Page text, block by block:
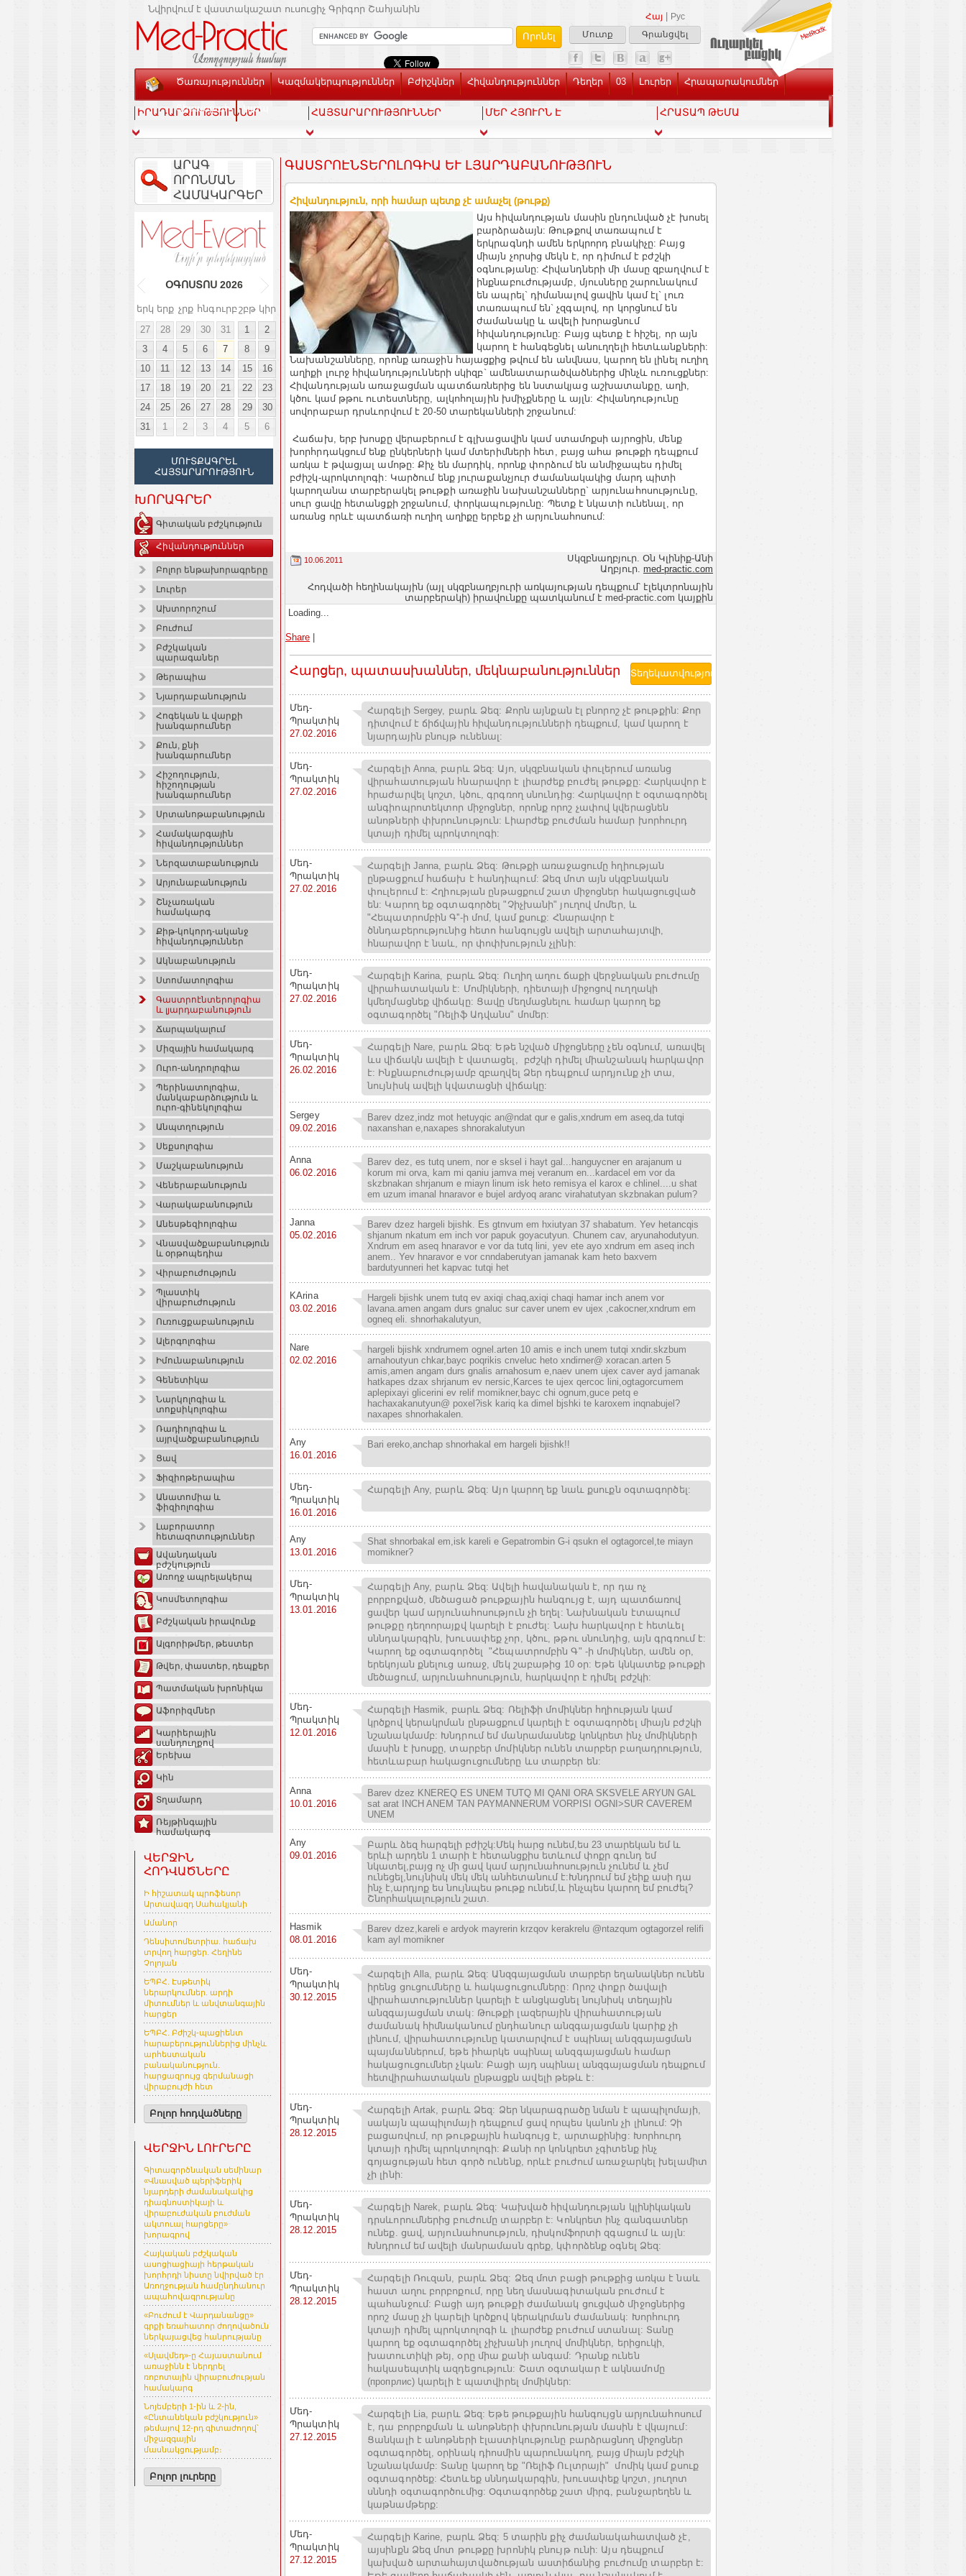
Հայ
Рус
Մուտք
Գրանցվել
Նվիրվում է վաստակաշատ ուսուցիչ Գրիգոր Շահյանին
Ծառայություններ Կազմակերպություններ Բժիշկներ Հիվանդություններ Դեղեր 03 Լուրեր Հրապարակումներ
Տեսասրահ Կապ
ԻՐԱԴԱՐՁՈՒԹՅՈՒՆՆԵՐ ՀԱՅՏԱՐԱՐՈՒԹՅՈՒՆՆԵՐ ՄԵՐ ՀՅՈՒՐՆ Է ՀՐԱՏԱՊ ԹԵՄԱ
ԱՐԱԳ
ՈՐՈՆՄԱՆ
ՀԱՄԱԿԱՐԳԵՐ
ՕԳՈՍՏՈՍ 2026
երկ երք չրք հնգուրբ շբթ կիր
27
28 29 30 31 1
2
3
4 5 6 7 8
9
10
11 12 13 14 15
16
17
18 19 20 21 22
23
24
25 26 27 28 29
30
31
1 2 3 4 5 6
ՄՈՒՏՔԱԳՐԵԼ
ՀԱՅՏԱՐԱՐՈՒԹՅՈՒՆ
ԽՈՐԱԳՐԵՐ
Գիտական բժշկություն
Հիվանդություններ
Բոլոր ենթախորագրերը
Լուրեր
Ախտորոշում
Բուժում
Բժշկական
պարագաներ
Թերապիա
Նյարդաբանություն
Հոգեկան և վարքի
խանգարումներ
Քուն, քնի
խանգարումներ
Հիշողություն,
հիշողության
խանգարումներ
Սրտանոթաբանություն
Համակարգային
հիվանդություններ
Ներզատաբանություն
Արյունաբանություն
Շնչառական
համակարգ
Քիթ-կոկորդ-ականջ
հիվանդություններ
Ակնաբանություն
Ստոմատոլոգիա
Գաստրոէնտերոլոգիա
և լյարդաբանություն
Ճարպակալում
Միզային համակարգ
Ուրո-անդրոլոգիա
Պերինատոլոգիա,
մանկաբարձություն և
ուրո-գինեկոլոգիա
Անպտղություն
Սեքսոլոգիա
Մաշկաբանություն
Վեներաբանություն
Վարակաբանություն
Անեսթեզիոլոգիա
Վնասվածքաբանություն
և օրթոպեդիա
Վիրաբուժություն
Պլաստիկ
վիրաբուժություն
Ուռուցքաբանություն
Ալերգոլոգիա
Իմունաբանություն
Գենետիկա
Նարկոլոգիա և
տոքսիկոլոգիա
Ռադիոլոգիա և
այրվածքաբանություն
Ցավ
Ֆիզիոթերապիա
Անատոմիա և
ֆիզիոլոգիա
Լաբորատոր
հետազոտություններ
Ավանդական
բժշկություն
Առողջ ապրելակերպ
Կոսմետոլոգիա
Բժշկական իրավունք
Ալգորիթմեր, թեստեր
Թվեր, փաստեր, դեպքեր
Պատմական խրոնիկա
Աֆորիզմներ
Կարիերային
սանդուղքով
Երեխա
Կին
Տղամարդ
Ռեյթինգային
համակարգ
ՎԵՐՋԻՆ
ՀՈԴՎԱԾՆԵՐԸ
Ի հիշատակ պրոֆեսոր
Արտավազդ Սահակյանի
Ամանոր
Դենսիտոմետրիա. հաճախ
տրվող հարցեր. Հեղինե
Չոլոյան
ԵՊԲՀ. Էսթետիկ
ներարկումներ. արդի
միտումներ և անվտանգային
հարցեր
ԵՊԲՀ. Բժիշկ-պացիենտ
հարաբերություններից մինչև
արհեստական
բանականություն.
հարցազրույց գերմանացի
վիրաբույժի հետ
Բոլոր հոդվածները
ՎԵՐՋԻՆ ԼՈՒՐԵՐԸ
Գիտագործնական սեմինար
«Վնասված պերիֆերիկ
նյարդերի ժամանակակից
դիագնոստիկայի և
վիրաբուժական բուժման
ակտուալ հարցերը»
խորագրով
Հայկական բժշկական
ասոցիացիայի հերթական
խորհրդի նիստը նվիրված էր
Առողջության համընդհանուր
ապահովագրությանը
«Բուժում է Վարդանանցը»
գրքի եռահատոր ժողովածուն
ներկայացվեց հանրությանը
«Սլավմեդ»-ը Հայաստանում
առաջինն է ներդրել
ռոբոտային վիրաբուժության
համակարգ
Նոյեմբերի 1-ին և 2-ին,
«Ընտանեկան բժշկություն»
թեմայով 12-րդ գիտաժողով՝
միջազգային
մասնակցությամբ։
Բոլոր լուրերը
ԳԱՍՏՐՈԷՆՏԵՐՈԼՈԳԻԱ ԵՒ ԼՅԱՐԴԱԲԱՆՈՒԹՅՈՒՆ
Հիվանդություն, որի համար պետք չէ ամաչել (թութք)
Այս հիվանդության մասին ընդունված չէ խոսել
բարձրաձայն: Թութքով տառապում է
երկրագնդի ամեն երկրորդ բնակիչը: Բայց
միայն չորսից մեկն է, որ դիմում է բժշկի
օգնությանը: Հիվանդների մի մասը զբաղվում է
ինքնաբուժությամբ, մյուսները շարունակում
են ապրել` դիմանալով ցավին կամ էլ` լուռ
տառապում են` չզգալով, որ կորցնում են
ժամանակը և ավելի խորացնում
հիվանդությունը: Բայց պետք է հիշել, որ այն
կարող է հանգեցնել անուղղելի հետևանքների:
Նախանշանները, որոնք առաջին հայացքից թվում են անվնաս, կարող են լինել ուղիղ
աղիքի լուրջ հիվանդությունների սկիզբ` ամենատարածվածներից մինչև ուռուցքներ:
Հիվանդության առաջացման պատճառներից են նստակյաց աշխատանքը, աղի,
կծու կամ թթու ուտեստները, ալկոհոլային խմիչքները և այլն: Հիվանդությունը
սովորաբար դրսևորվում է 20-50 տարեկանների շրջանում:
Հաճախ, երբ խոսքը վերաբերում է գլխացավին կամ ստամոքսի այրոցին, մենք
խորհրդակցում ենք ընկերների կամ մտերիմների հետ, բայց ահա թութքի դեպքում
առկա է թվացյալ ամոթը: Քիչ են մարդիկ, որոնք փորձում են անմիջապես դիմել
բժիշկ-պրոկտոլոգի: Կարծում ենք յուրաքանչյուր ժամանակակից մարդ պիտի
կարողանա տարբերակել թութքի առաջին նախանշանները` արյունահոսությունը,
սուր ցավը հետանցքի շրջանում, փորկապությունը: Պետք է նկատի ունենալ, որ
առանց որևէ պատճառի ուղիղ աղիքը երբեք չի արյունահոսում:
10.06.2011
Սկզբնաղբյուր. Օն Կլինիք-Անի
Աղբյուր. med-practic.com
Հոդվածի հեղինակային (այլ սկզբնաղբյուրի առկայության դեպքում՝ էլեկտրոնային
տարբերակի) իրավունքը պատկանում է med-practic.com կայքին
Loading...
Share
Հարցեր, պատասխաններ, մեկնաբանություններ
Մեդ-
Պրակտիկ
27.02.2016
Հարգելի Sergey, բարև Ձեզ: Քորն այնքան էլ բնորոշ չէ թութքին: Քոր
դիտվում է ճիճվային հիվանդությունների դեպքում, կամ կարող է
նյարդային բնույթ ունենալ:
Մեդ-
Պրակտիկ
27.02.2016
Հարգելի Anna, բարև Ձեզ: Այո, սկզբնական փուլերում առանց
վիրահատության հնարավոր է լիարժեք բուժել թութքը: Հարկավոր է
հրաժարվել կոշտ, կծու, գրգռող սնունդից: Հարկավոր է օգտագործել
անգիոպրոտեկտոր միջոցներ, որոնք որոշ չափով կվերացնեն
անոթների փխրունություն: Լիարժեք բուժման համար խորհուրդ
կտայի դիմել պրոկտոլոգի:
Մեդ-
Պրակտիկ
27.02.2016
Հարգելի Janna, բարև Ձեզ: Թութքի առաջացումը հղիության
ընթացքում հաճախ է հանդիպում: Ձեզ մոտ այն սկզբնական
փուլերում է: Հղիության ընթացքում շատ միջոցներ հակացուցված
են: Կարող եք օգտագործել "Չիչխանի" յուղով մոմեր, և
"Հեպատրոմբին Գ''-ի մոմ, կամ քսուք: Հնարավոր է
ծննդաբերությունից հետո հանգույցն ավելի արտահայտվի,
հնարավոր է նաև, որ փոփխություն չլինի:
Մեդ-
Պրակտիկ
27.02.2016
Հարգելի Karina, բարև Ձեզ: Ուղիղ աղու ճաքի վերջնական բուժումը
վիրահատական է: Մոմիկների, դիետայի միջոցով ուղղակի
կմեղմացնեք վիճակը: Ցավը մեղմացնելու համար կարող եք
օգտագործել "Ռելիֆ Ադվանս" մոմեր:
Մեդ-
Պրակտիկ
26.02.2016
Հարգելի Nare, բարև Ձեզ: Եթե նշված միջոցները չեն օգնում, առավել
ևս վիճակն ավելի է վատացել, բժշկի դիմել միանշանակ հարկավոր
է: Ինքնաբուժությամբ զբաղվել Ձեր դեպքում արդյունք չի տա,
նույնիսկ ավելի կվատացնի վիճակը:
Sergey
09.02.2016
Barev dzez,indz mot hetuyqic an@ndat qur e galis,xndrum em aseq,da tutqi
naxanshan e,naxapes shnorakalutyun
Anna
06.02.2016
Barev dez, es tutq unem, nor e sksel i hayt gal...hanguycner en arajanum u
korum mi orva, kam mi qaniu jamva mej veranum en...kardacel em vor da
skzbnakan shrjanum e miayn linum isk heto remisya el karox e chlinel....u shat
em uzum imanal hnaravor e bujel ardyoq aranc virahatutyan skzbnakan pulum?
Janna
05.02.2016
Barev dzez hargeli bjishk. Es gtnvum em hxiutyan 37 shabatum. Yev hetancqis
shjanum nkatum em inch vor papuk goyacutyun. Chunem cav, aryunahodutyun.
Xndrum em aseq hnaravor e vor da tutq lini, yev ete ayo xndrum em aseq inch
anem.. Yev hnaravor e vor cnndaberutyan jamanak kam heto baxvem
bardutyunneri het kapvac tutqi het
KArina
03.02.2016
Hargeli bjishk unem tutq ev axiqi chaq,axiqi chaqi hamar inch anem vor
lavana.amen angam durs gnaluc sur caver unem ev ujex ,cakocner,xndrum em
ogneq eli. shnorhakalutyun,
Nare
02.02.2016
hargeli bjishk xndrumem ognel.arten 10 amis e inch unem tutqi xndir.skzbum
arnahoutyun chkar,bayc poqrikis cnveluc heto xndirner@ xoracan.arten 5
amis,amen angam durs gnalis arnahosum e,naev unem ujex caver ayd jamanak
hatkapes dzax shrjanum ev nersic,Karces te ujex qercoc lini,ogtagorcumem
aplepixayi glicerini ev relif momikner,bayc chi ognum,guce petq e
hachaxakanutyun@ poxel?isk kariq ka dimel bjshki te karoxem inqnabujel?
naxapes shnorhakalen.
Any
16.01.2016
Bari ereko,anchap shnorhakal em hargeli bjishk!!
Մեդ-
Պրակտիկ
16.01.2016
Հարգելի Any, բարև Ձեզ: Այո կարող եք նաև քսուքն օգտագործել:
Any
13.01.2016
Shat shnorbakal em,isk kareli e Gepatrombin G-i qsukn el ogtagorcel,te miayn
momikner?
Մեդ-
Պրակտիկ
13.01.2016
Հարգելի Any, բարև Ձեզ: Ավելի հավանական է, որ դա ոչ
բորբոքված, մեծացած թութքային հանգույց է, այդ պատճառով
ցավեր կամ արյունահոսություն չի եղել: Նախնական էտապում
թութքը դեղոորայքվ կարելի է բուժել: Նախ հարկավոր է հետևել
սննդակարգին, խուսափեք չոր, կծու, թթու սնունդից, այն գրգռում է:
Կարող եք օգտագործել "Հեպատրոմբին Գ" -ի մոմիկներ, ամեն օր,
երեկոյան քնելուց առաջ, մեկ շաբաթից 10 օր: Եթե կնկատեք թութքի
մեծացում, արյունահոսություն, հարկավոր է դիմել բժշկի:
Մեդ-
Պրակտիկ
12.01.2016
Հարգելի Hasmik, բարև Ձեզ: Ռելիֆի մոմիկներ հղիության կամ
կրծքով կերակրման ընթացքում կարելի է օգտագործել միայն բժշկի
նշանակմամբ: Խնդրում եմ մանրամասնեք կոնկրետ ինչ մոմիկների
մասին է խոսքը, տարբեր մոմիկներ ունեն տարբեր բաղադրություն,
հետևաբար հակացուցումները ևս տարբեր են:
Anna
10.01.2016
Barev dzez KNEREQ ES UNEM TUTQ MI QANI ORA SKSVELE ARYUN GAL
sat arat INCH ANEM TAN PAYMANNERUM VORPISI OGNI>SUR CAVEREM
UNEM
Any
09.01.2016
Բարև ձեզ հարգելի բժիշկ:Մեկ հարց ունեմ,ես 23 տարեկան եմ և
երևի արդեն 1 տարի է հետանցքիս ետևում փոքր գունդ եմ
նկատել,բայց ոչ մի ցավ կամ արյունահոսություն չունեմ և չեմ
ունեցել,նույնիսկ մեկ մեկ անհետանում է:Խնդրում եմ չեիք ասի դա
ինչ է,արդյոք ես նույնպես թութք ունեմ,և ինչպես կարող եմ բուժել?
Շնորհակալություն շատ.
Hasmik
08.01.2016
Barev dzez,kareli e ardyok mayrerin krzqov kerakrelu @ntazqum ogtagorzel relifi
kam ayl momikner
Մեդ-
Պրակտիկ
30.12.2015
Հարգելի Alla, բարև Ձեզ: Անզգայացման տարբեր եղանակներ ունեն
իրենց ցուցումները և հակացուցումները: Որոշ փոքր ծավալի
վիրահատություններ կարելի է անցկացնել նույնիսկ տեղային
անզգայացման տակ: Թութքի լազերային վիրահատության
ժամանակ հիմնականում ընդհանուր անզգայացման կարիք չի
լինում, վիրահատությունը կատարվում է սպինալ անզգայացման
պայմաններում, եթե իհարկե սպինալ անզգայացման համար
հակացուցումներ չկան: Բացի այդ սպինալ անզգայացման դեպքում
հետվիրահատական ընթացքն ավելի թեթև է:
Մեդ-
Պրակտիկ
28.12.2015
Հարգելի Artak, բարև Ձեզ: Ձեր նկարագրածը նման է պապիլոմայի,
սակայն պապիլոմայի դեպքում ցավ որպես կանոն չի լինում: Չի
բացառվում, որ թութքային հանգույց է, արտաքինից: Խորհուրդ
կտայի դիմել պրոկտոլոգի: Քանի որ կոնկրետ չգիտենք ինչ
գոյացության հետ գործ ունենք, որևէ բուժում առաջարկել խելամիտ
չի լինի:
Մեդ-
Պրակտիկ
28.12.2015
Հարգելի Narek, բարև Ձեզ: Կախված հիվանդության կլինիկական
դրսևորումներից բուժումը տարբեր է: Կոնկրետ ինչ գանգատներ
ունեք. ցավ, արյունահոսություն, դիսկոմֆորտի զգացում և այլն:
Խնդրում եմ ավելի մանրամասն գրեք, կփորձենք օգնել Ձեզ:
Մեդ-
Պրակտիկ
28.12.2015
Հարգելի Ռուզան, բարև Ձեզ: Ձեզ մոտ բացի թութքից առկա է նաև
հաստ աղու բորբոքում, որը նեղ մասնագիտական բուժում է
պահանջում: Բացի այդ թութքի ժամանակ ցուցված միջոցներից
որոշ մասը չի կարելի կրծքով կերակրման ժամանակ: Խորհուրդ
կտայի դիմել պրոկտոլոգի և լիարժեք բուժում ստանալ: Տանը
կարող եք օգտագործել չիչխանի յուղով մոմիկներ, երիցուկի,
խատուտիկի թեյ, օրը միա քանի անգամ: Դրանք ունեն
հակասեպտիկ ազդեցություն: Շատ օգտակար է ակնամոմը
(пропрлис) կարելի է պատվիրել մոմիկներ:
Մեդ-
Պրակտիկ
27.12.2015
Հարգելի Lia, բարև Ձեզ: Եթե թութքային հանգույցն արյունահոսում
է, դա բորբոքման և անոթների փխրունության մասին է վկայում:
Ցանկալի է անոթների էլաստիկությունը բարձրացնող միջոցներ
օգտագործել, օրինակ դիոսմին պարունակող, բայց միայն բժշկի
նշանակմամբ: Տանը կարող եք "Ռելիֆ Ուլտրայի" մոմիկ կամ քսուք
օգտագործեք: Հետևեք սննդակարգին, խուսափեք կոշտ, յուղոտ
սննդի օգտագործումից: Օգտագործեք շատ միրգ, բանջարեղեն և
կաթնամթերք:
Մեդ-
Պրակտիկ
27.12.2015
Հարգելի Karine, բարև Ձեզ: 5 տարին քիչ ժամանակահատված չէ,
այսինքն Ձեզ մոտ թութքը խրոնիկ բնույթ ունի: Այս դեպքում
կախված արտահայտվածության աստիճանից բուժումը տարբեր է: